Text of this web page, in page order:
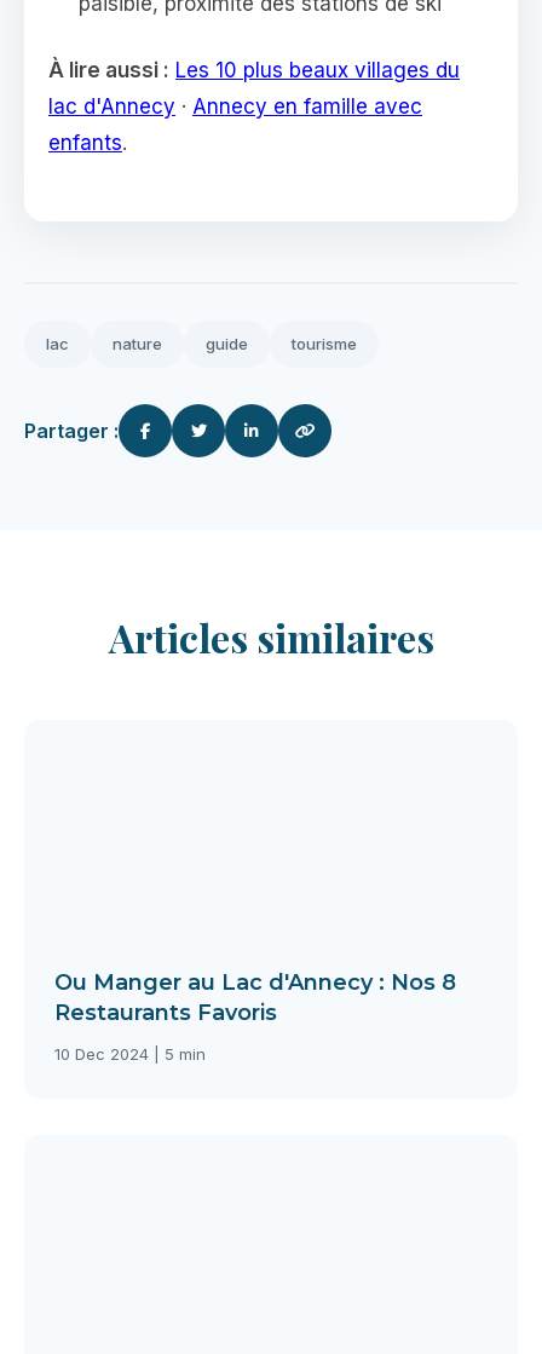
À lire aussi : Les 10 plus beaux villages du
lac d'Annecy · Annecy en famille avec
enfants.
lac nature guide tourisme
Partager :
Articles similaires
Ou Manger au Lac d'Annecy : Nos 8
Restaurants Favoris
10 Dec 2024 | 5 min